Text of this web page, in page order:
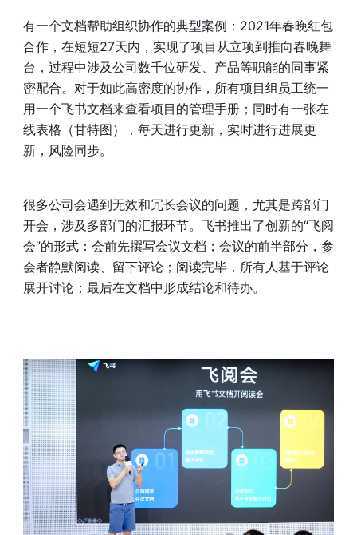
有一个文档帮助组织协作的典型案例：2021年春晚红包
合作，在短短27天内，实现了项目从立项到推向春晚舞
台，过程中涉及公司数千位研发、产品等职能的同事紧
密配合。对于如此高密度的协作，所有项目组员工统一
用一个飞书文档来查看项目的管理手册；同时有一张在
线表格（甘特图），每天进行更新，实时进行进展更
新，风险同步。
很多公司会遇到无效和冗长会议的问题，尤其是跨部门
开会，涉及多部门的汇报环节。飞书推出了创新的“飞阅
会”的形式：会前先撰写会议文档；会议的前半部分，参
会者静默阅读、留下评论；阅读完毕，所有人基于评论
展开讨论；最后在文档中形成结论和待办。